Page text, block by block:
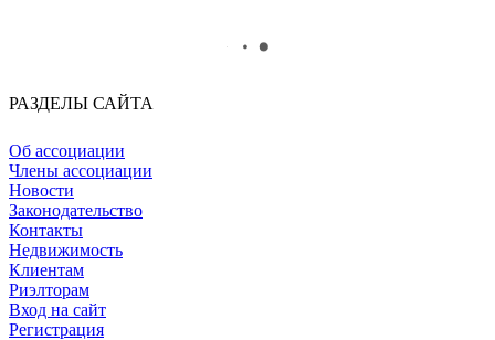
РАЗДЕЛЫ САЙТА
Об ассоциации
Члены ассоциации
Новости
Законодательство
Контакты
Недвижимость
Клиентам
Риэлторам
Вход на сайт
Регистрация